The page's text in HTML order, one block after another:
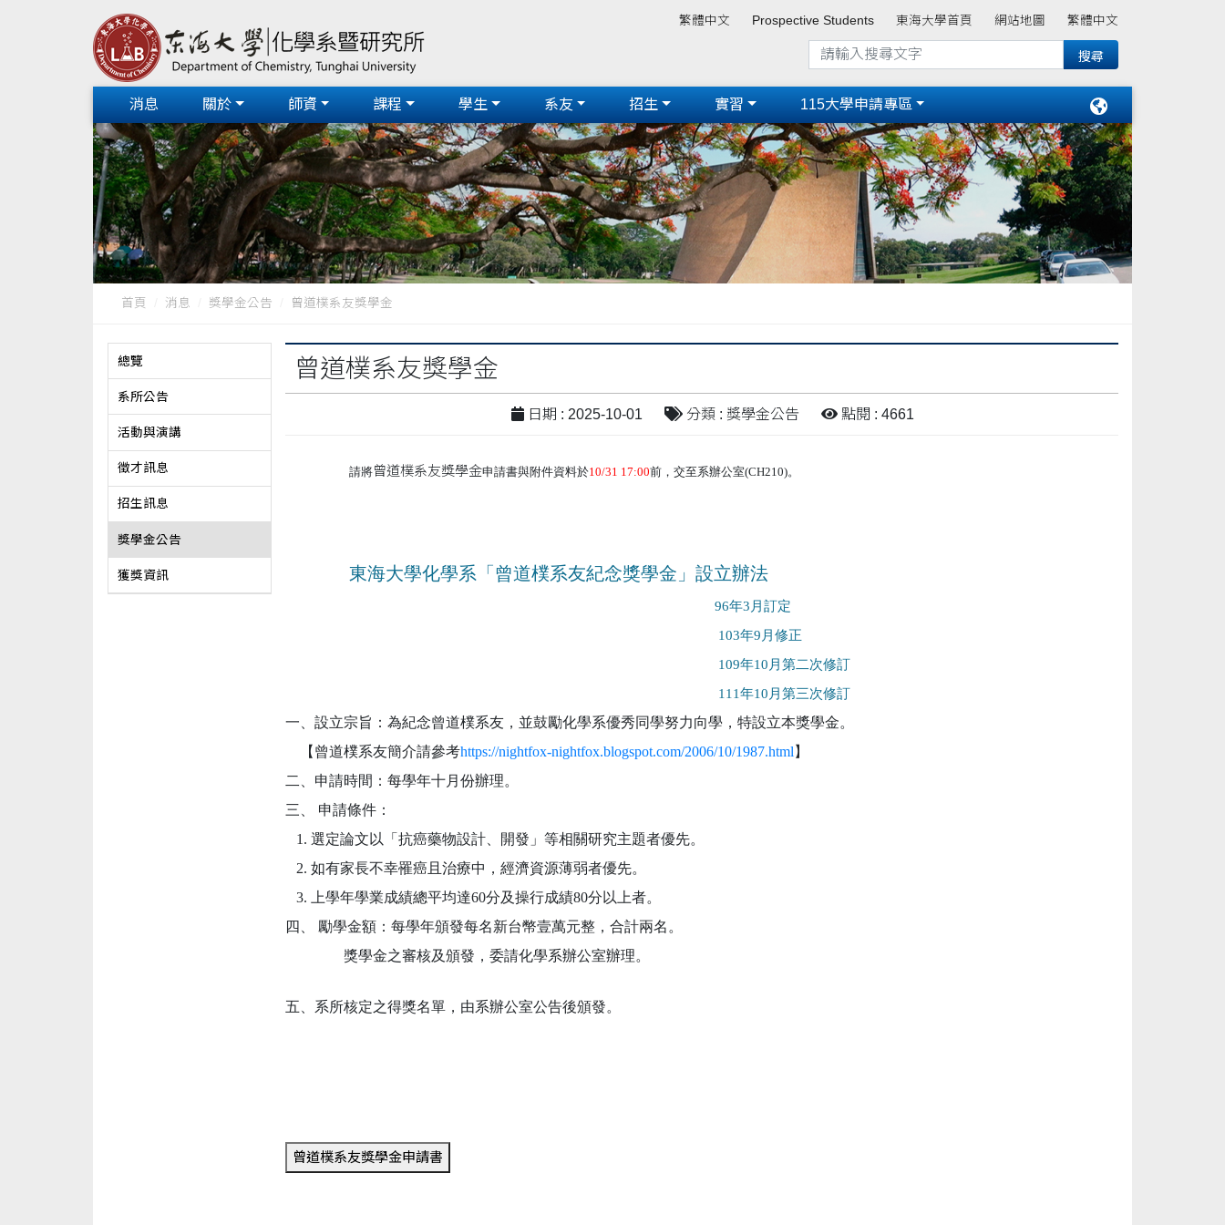
繁體中文 Prospective Students 東海大學首頁 網站地圖 繁體中文
消息 關於 師資 課程 學生 系友 招生 實習 115大學申請專區
首頁 消息 獎學金公告 曾道樸系友獎學金
總覽
系所公告
活動與演講
徵才訊息
招生訊息
獎學金公告
獲獎資訊
曾道樸系友獎學金
日期 : 2025-10-01 分類 : 獎學金公告 點閱 : 4661
請將曾道樸系友獎學金申請書與附件資料於10/31 17:00前，交至系辦公室(CH210)。
東海大學化學系「曾道樸系友紀念獎學金」設立辦法
96年3月訂定
103年9月修正
109年10月第二次修訂
111年10月第三次修訂
一、設立宗旨：為紀念曾道樸系友，並鼓勵化學系優秀同學努力向學，特設立本獎學金。
【曾道樸系友簡介請參考https://nightfox-nightfox.blogspot.com/2006/10/1987.html 】
二、申請時間：每學年十月份辦理。
三、 申請條件：
1. 選定論文以「抗癌藥物設計、開發」等相關研究主題者優先。
2. 如有家長不幸罹癌且治療中，經濟資源薄弱者優先。
3.
上學年學業成績總平均達60分及操行成績80分以上者。
四、 勵學金額：每學年頒發每名新台幣壹萬元整，合計兩名。
獎學金之審核及頒發，委請化學系辦公室辦理。
五、系所核定之得獎名單，由系辦公室公告後頒發。